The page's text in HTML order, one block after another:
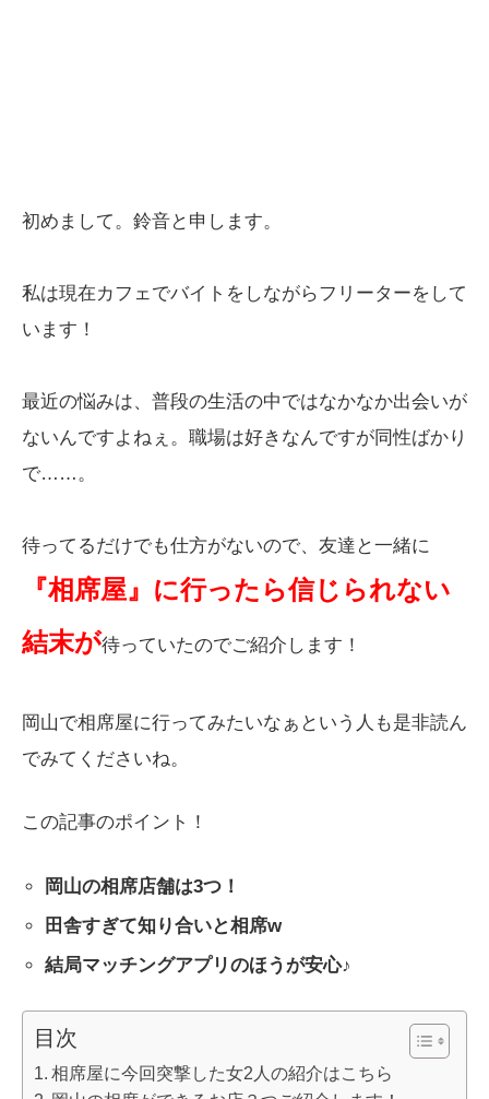
初めまして。鈴音と申します。
私は現在カフェでバイトをしながらフリーターをして
います！
最近の悩みは、普段の生活の中ではなかなか出会いが
ないんですよねぇ。職場は好きなんですが同性ばかり
で……。
待ってるだけでも仕方がないので、友達と一緒に
『相席屋』に行ったら信じられない
結末が待っていたのでご紹介します！
岡山で相席屋に行ってみたいなぁという人も是非読ん
でみてくださいね。
この記事のポイント！
岡山の相席店舗は3つ！
田舎すぎて知り合いと相席w
結局マッチングアプリのほうが安心♪
目次
相席屋に今回突撃した女2人の紹介はこちら